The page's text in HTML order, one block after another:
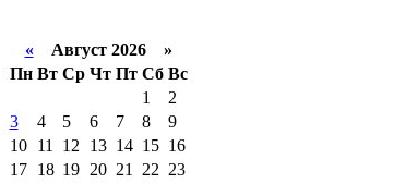
«Август 2026 »
Пн Вт Ср Чт Пт Сб Вс
1
2
3
4 5 6 7 8
9
10
11 12 13 14 15 16
17
18 19 20 21 22 23